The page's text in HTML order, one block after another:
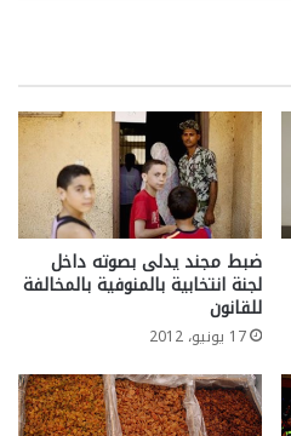
ضبط مجند يدلى بصوته داخل
لجنة انتخابية بالمنوفية بالمخالفة
للقانون
17 يونيو، 2012